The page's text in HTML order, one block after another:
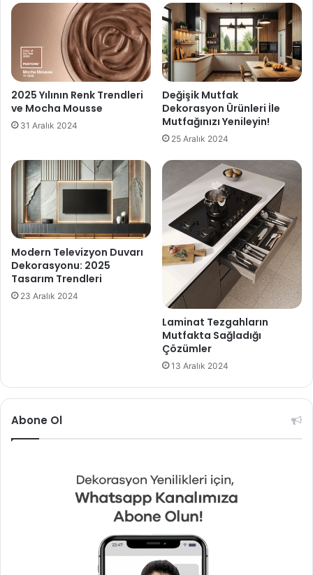
2025 Yılının Renk Trendleri
ve Mocha Mousse
31 Aralık 2024
Değişik Mutfak
Dekorasyon Ürünleri İle
Mutfağınızı Yenileyin!
25 Aralık 2024
Modern Televizyon Duvarı
Dekorasyonu: 2025
Tasarım Trendleri
23 Aralık 2024
Laminat Tezgahların
Mutfakta Sağladığı
Çözümler
13 Aralık 2024
Abone Ol